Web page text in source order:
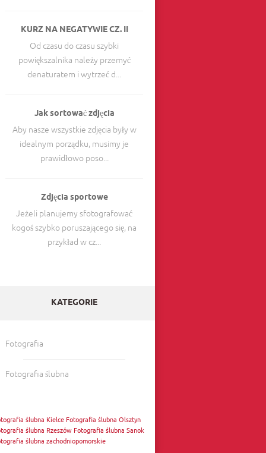
KURZ NA NEGATYWIE CZ. II
Od czasu do czasu szybki
powiększalnika należy przemyć
denaturatem i wytrzeć d...
Jak sortować zdjęcia
Aby nasze wszystkie zdjęcia były w
idealnym porządku, musimy je
prawidłowo poso...
Zdjęcia sportowe
Jeżeli planujemy sfotografować
kogoś szybko poruszającego się, na
przykład w cz...
KATEGORIE
Fotografia
Fotografia ślubna
ślubna Kielce Fotografia ślubna Olsztyn
ślubna Rzeszów Fotografia ślubna Sanok
ślubna zachodniopomorskie